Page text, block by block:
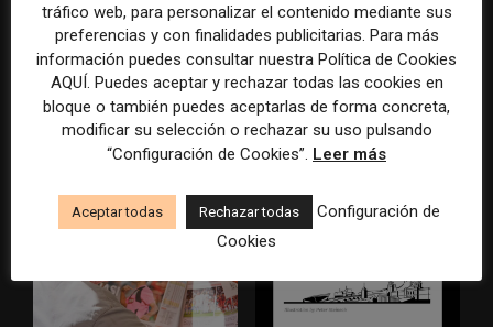
Veinte ejemplos de uso de la
IA en redacciones, productos
y negocios periodísticos
La bolsa ha borrado hasta el
98% del valor de algunos
grandes grupos de prensa
tradicionales
tráfico web, para personalizar el contenido mediante sus
preferencias y con finalidades publicitarias. Para más
información puedes consultar nuestra Política de Cookies
AQUÍ. Puedes aceptar y rechazar todas las cookies en
bloque o también puedes aceptarlas de forma concreta,
modificar su selección o rechazar su uso pulsando
“Configuración de Cookies”. Leer más
Aceptar todas Rechazar todas
Configuración de
Cookies